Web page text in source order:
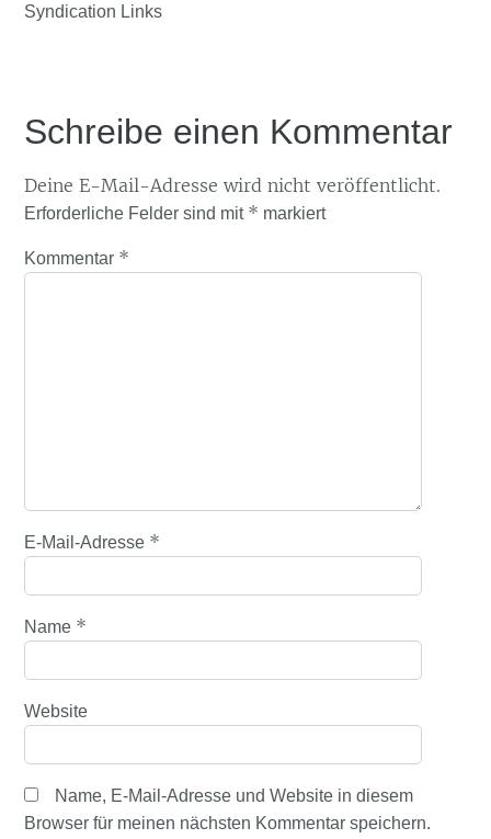
Syndication Links
Schreibe einen Kommentar
Deine E-Mail-Adresse wird nicht veröffentlicht.
Erforderliche Felder sind mit * markiert
Kommentar *
E-Mail-Adresse *
Name *
Website
Name, E-Mail-Adresse und Website in diesem
Browser für meinen nächsten Kommentar speichern.